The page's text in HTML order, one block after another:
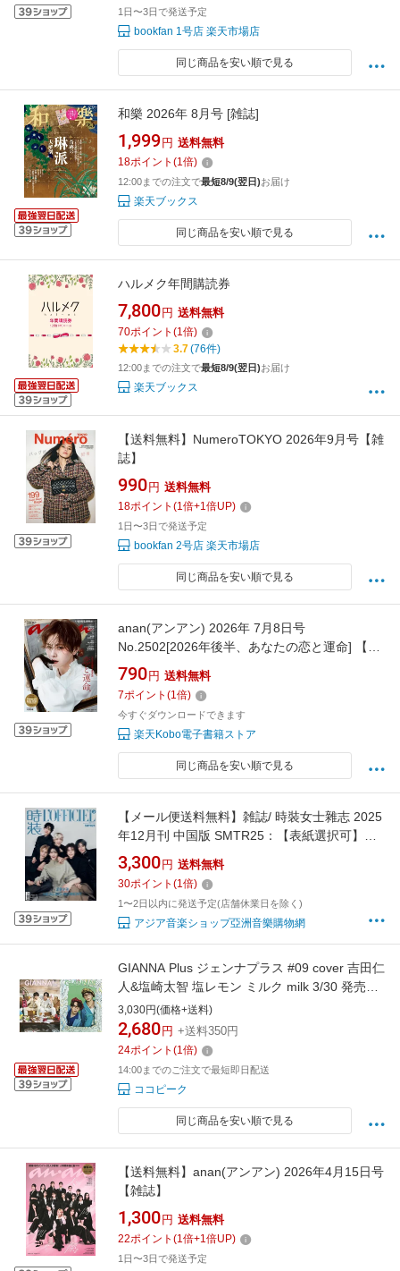
1日〜3日で発送予定
bookfan 1号店 楽天市場店
同じ商品を安い順で見る
和樂 2026年 8月号 [雑誌]
1,999 円 送料無料
18ポイント (1倍)
12:00までの注文で最短8/9(翌日)お届け
楽天ブックス
同じ商品を安い順で見る
ハルメク年間購読券
7,800 円 送料無料
70ポイント (1倍)
3.7(76件)
12:00までの注文で最短8/9(翌日)お届け
楽天ブックス
【送料無料】NumeroTOKYO 2026年9月号【雑
誌】
990 円 送料無料
18ポイント (1倍+1倍UP)
1日〜3日で発送予定
bookfan 2号店 楽天市場店
同じ商品を安い順で見る
anan(アンアン) 2026年 7月8日号
No.2502[2026年後半、あなたの恋と運命] 【電
子書籍】[ anan編集部 ]
790 円 送料無料
7ポイント (1倍)
今すぐダウンロードできます
楽天Kobo電子書籍ストア
同じ商品を安い順で見る
【メール便送料無料】雑誌/ 時裝女士雜志 2025
年12月刊 中国版 SMTR25：【表紙選択可】記
事掲載！ L’OFFICIEL ロフィシェル 中国雑誌
3,300 円 送料無料
30ポイント (1倍)
1〜2日以内に発送予定(店舗休業日を除く)
アジア音楽ショップ亞洲音樂購物網
GIANNA Plus ジェンナプラス #09 cover 吉田仁
人&塩崎太智 塩レモン ミルク milk 3/30 発売予
定
3,030円(価格+送料)
2,680 円 +送料350円
24ポイント (1倍)
14:00までのご注文で最短即日配送
ココピーク
同じ商品を安い順で見る
【送料無料】anan(アンアン) 2026年4月15日号
【雑誌】
1,300 円 送料無料
22ポイント (1倍+1倍UP)
1日〜3日で発送予定